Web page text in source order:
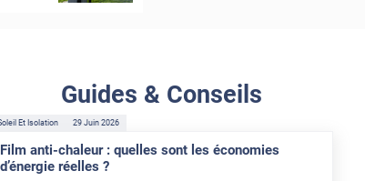
Guides & Conseils
Et Isolation 29 Juin 2026
Film anti-chaleur : quelles sont les économies
d’énergie réelles ?